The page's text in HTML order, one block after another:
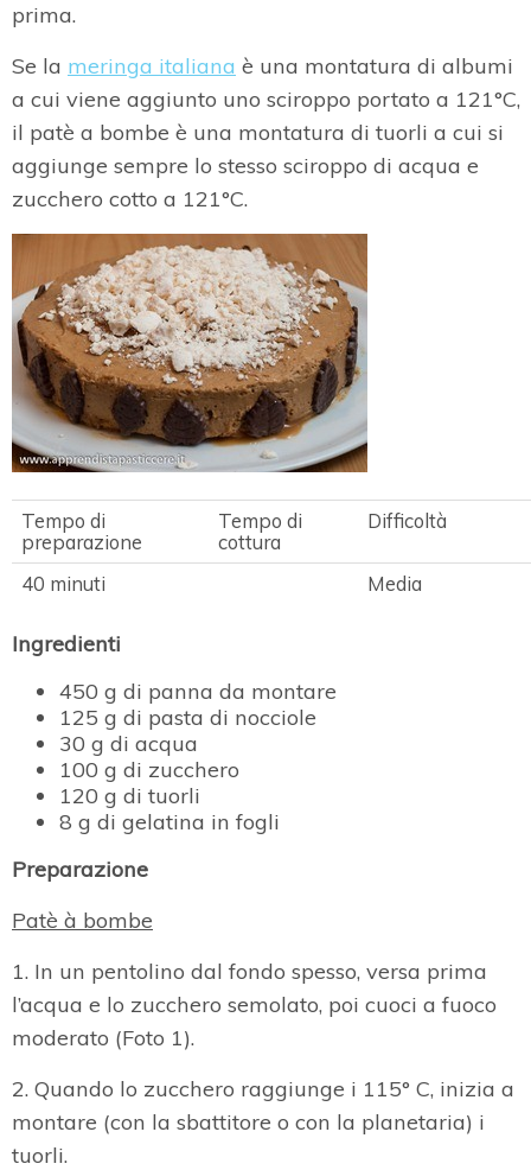
prima.
Se la meringa italiana è una montatura di albumi
a cui viene aggiunto uno sciroppo portato a 121°C,
il patè a bombe è una montatura di tuorli a cui si
aggiunge sempre lo stesso sciroppo di acqua e
zucchero cotto a 121°C.
Tempo di
preparazione
Tempo di
cottura
Difficoltà
40 minuti Media
Ingredienti
450 g di panna da montare
125 g di pasta di nocciole
30 g di acqua
100 g di zucchero
120 g di tuorli
8 g di gelatina in fogli
Preparazione
Patè à bombe
1. In un pentolino dal fondo spesso, versa prima
l’acqua e lo zucchero semolato, poi cuoci a fuoco
moderato (Foto 1).
2. Quando lo zucchero raggiunge i 115° C, inizia a
montare (con la sbattitore o con la planetaria) i
tuorli.